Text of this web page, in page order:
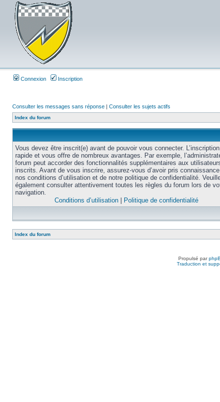
Connexion Inscription
Consulter les messages sans réponse | Consulter les sujets actifs
Index du forum
Vous devez être inscrit(e) avant de pouvoir vous connecter.
rapide et vous offre de nombreux avantages. Par exemple,
forum peut accorder des fonctionnalités supplémentaires aux
inscrits. Avant de vous inscrire, assurez-vous d’avoir pris
nos conditions d’utilisation et de notre politique de confidentialité.
également consulter attentivement toutes les règles du forum lors de
navigation.
Conditions d’utilisation
Politique de confidentialité
Index du forum
Propulsé par
Traduction et